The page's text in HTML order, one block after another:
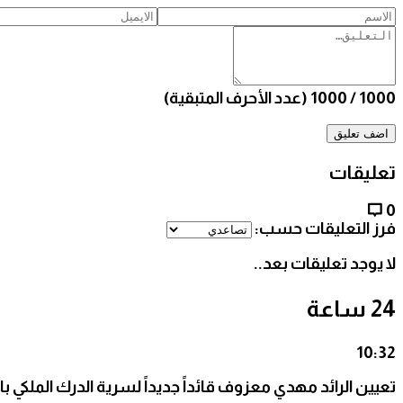
1000
/
1000 (عدد الأحرف المتبقية)
تعليقات
0
فرز التعليقات حسب:
لا يوجد تعليقات بعد..
24 ساعة
10:32
تعيين الرائد مهدي معزوف قائداً جديداً لسرية الدرك الملكي